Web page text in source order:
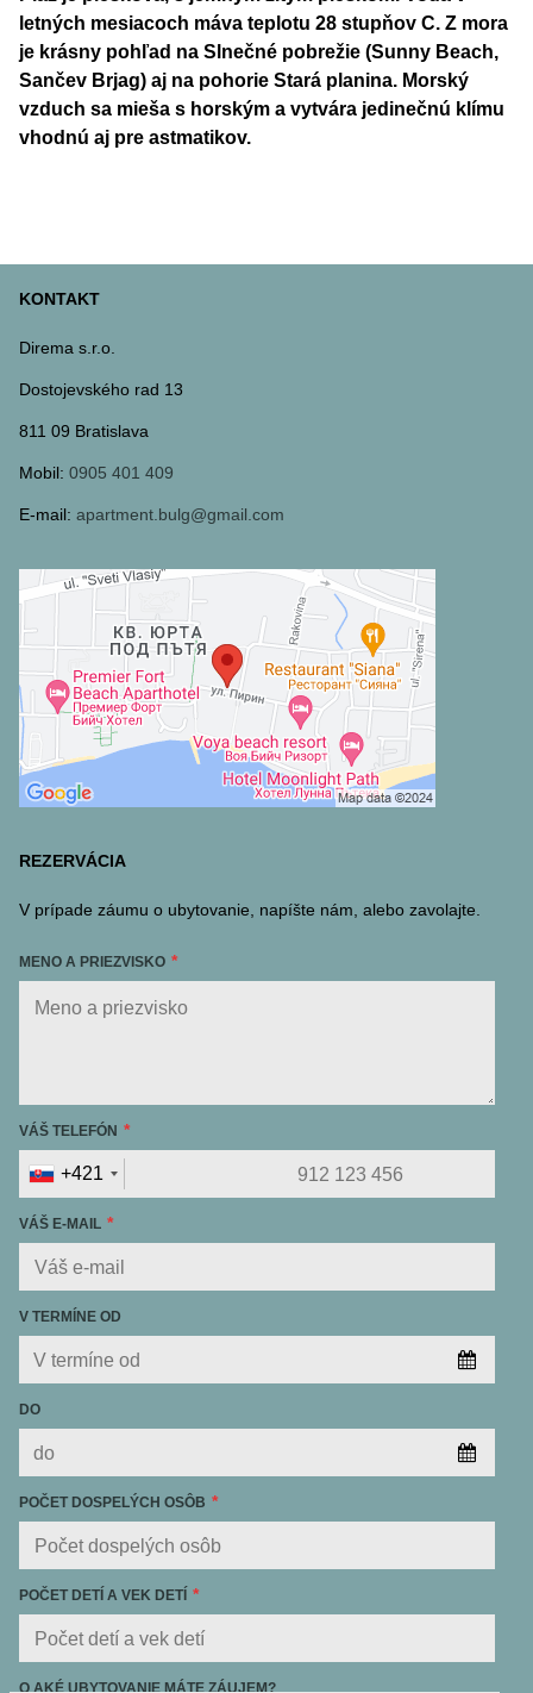
letných mesiacoch máva teplotu 28 stupňov C. Z mora
je krásny pohľad na Slnečné pobrežie (Sunny Beach,
Sančev Brjag) aj na pohorie Stará planina. Morský
vzduch sa mieša s horským a vytvára jedinečnú klímu
vhodnú aj pre astmatikov.
KONTAKT
Direma s.r.o.
Dostojevského rad 13
811 09 Bratislava
Mobil: 0905 401 409
E-mail: apartment.bulg@gmail.com
REZERVÁCIA
V prípade záumu o ubytovanie, napíšte nám, alebo zavolajte.
MENO A PRIEZVISKO
VÁŠ TELEFÓN
+421
VÁŠ E-MAIL
V TERMÍNE OD
DO
POČET DOSPELÝCH OSÔB
POČET DETÍ A VEK DETÍ
O AKÉ UBYTOVANIE MÁTE ZÁUJEM?